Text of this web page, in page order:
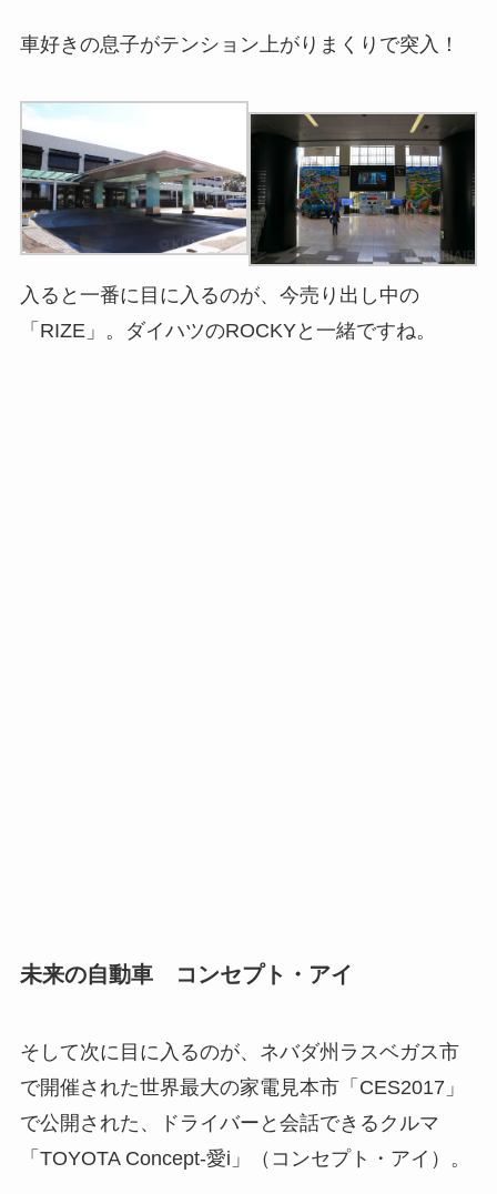
車好きの息子がテンション上がりまくりで突入！
入ると一番に目に入るのが、今売り出し中の
「RIZE」。ダイハツのROCKYと一緒ですね。
未来の自動車 コンセプト・アイ
そして次に目に入るのが、ネバダ州ラスベガス市
で開催された世界最大の家電見本市「CES2017」
で公開された、ドライバーと会話できるクルマ
「TOYOTA Concept-愛i」（コンセプト・アイ）。